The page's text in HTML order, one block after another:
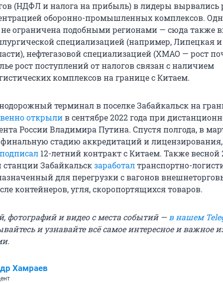
(НДФЛ и налога на прибыль) в лидеры вырвались
оборонно-промышленных комплексов.
ограничена подобными регионами — сюда также
специализацией (например, Липецкая и
нефтегазовой специализацией (ХМАО — рост
рост поступлений от налогов связан с наличием
комплексов на границе с Китаем.
терминал в поселке Забайкальск на
открылив сентябре 2022 года при
России Владимира Путина. Спустя полгода, в
стадию аккредитаций и
подписал 12-летний контракт с Китаем. Также весной
Забайкальскзаработалтранспортно-
для перегрузки с вагонов
контейнеров, угля, скоропортящихся товаров.
фотографий и видео с места событий — в нашем
и узнавайте всё самое интересное и важное
Хамраев